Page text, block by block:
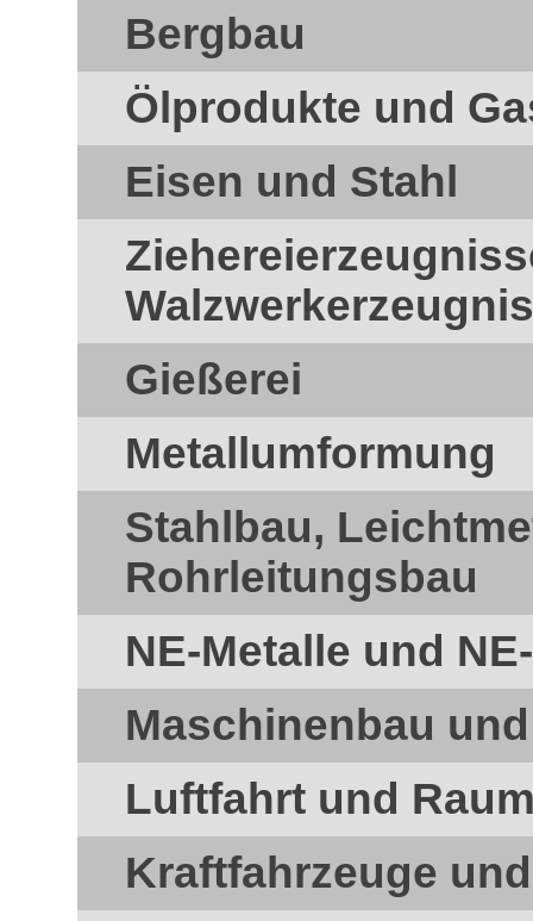
Bergbau
Ölprodukte und
Eisen und Stahl
Gießerei
Metallumformung
Stahlbau,
Rohrleitungsbau
NE-Metalle und
Maschinenbau
Luftfahrt und
Kraftfahrzeuge